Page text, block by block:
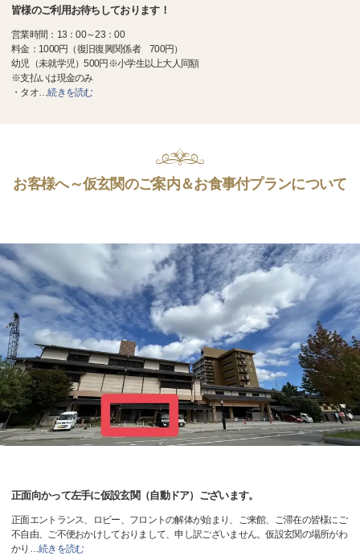
皆様のご利用お待ちしております！
営業時間：13：00～23：00
料金：1000円（復旧復興関係者 700円）
幼児（未就学児）500円※小学生以上大人同額
※支払いは現金のみ
・タオ…続きを読む
お客様へ～仮玄関のご案内＆お食事付プランについて
正面向かって左手に仮設玄関（自動ドア）ございます。
正面エントランス、ロビー、フロントの解体が始まり、ご来館、ご滞在の皆様にご
不自由、ご不便おかけしておりまして、申し訳ございません。仮設玄関の場所がわ
かり …続きを読む